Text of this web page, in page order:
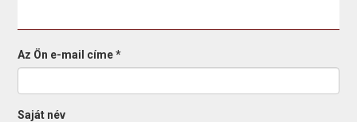
Az Ön e-mail címe*
Saját név